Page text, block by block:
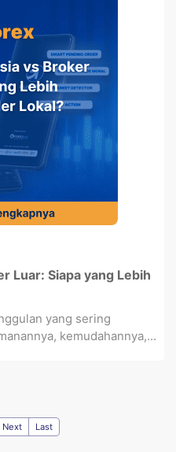
Luar: Siapa yang Lebih
yang sering
kemudahannya,...
Next Last